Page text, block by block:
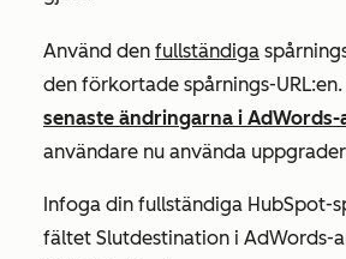
Använd den fullständiga
den förkortade spårnings-
senaste ändringarna i
användare nu använda
Infoga din fullständiga HubSpot-
fältet Slutdestination i AdWords-